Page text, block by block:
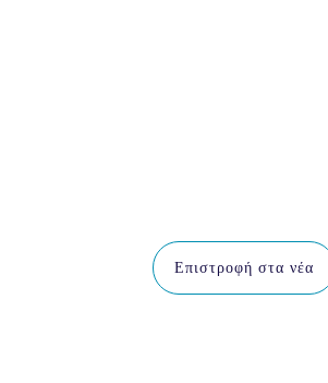
Επιστροφή στα νέα